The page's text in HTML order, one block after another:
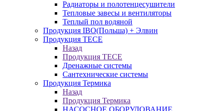
Радиаторы и полотенцесушители
Тепловые завесы и вентиляторы
Теплый пол водяной
Продукция IBO(Польша) + Элвин
Продукция TECE
Назад
Продукция TECE
Дренажные системы
Сантехнические системы
Продукция Термика
Назад
Продукция Термика
НАСОСНОЕ ОБОРУДОВАНИЕ